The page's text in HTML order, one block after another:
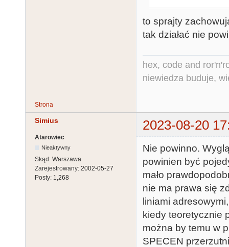
to sprajty
tak działać nie
hex, code and
niewiedza buduje,
Strona
Simius 2023-08-20
Atarowiec
Nieaktywny
Skąd: Warszawa
Zarejestrowany: 2002-05-27
Posty: 1,268
Nie powinno.
powinien być
mało
nie ma prawa się
liniami
kiedy teoretycznie
można by temu w
SPECEN